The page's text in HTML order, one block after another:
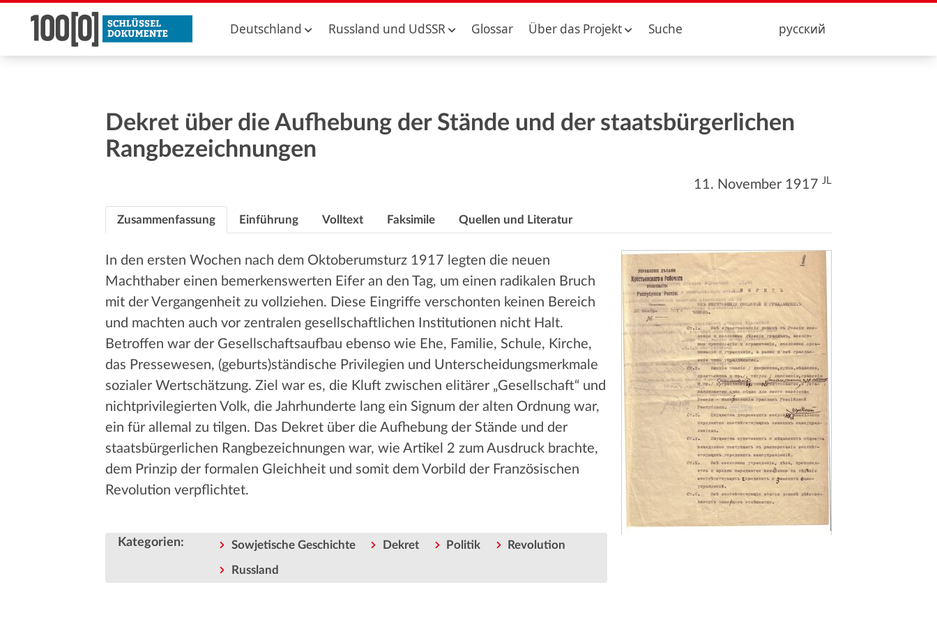
Deutschland Russland und UdSSR Glossar Über das Projekt Suche русский
Dekret über die Aufhebung der Stände und der staatsbürgerlichen
Rangbezeichnungen
11. November 1917JL
Zusammenfassung Einführung Volltext Faksimile Quellen und Literatur
In den ersten Wochen nach dem Oktoberumsturz 1917 legten die neuen
Machthaber einen bemerkenswerten Eifer an den Tag, um einen radikalen Bruch
mit der Vergangenheit zu vollziehen. Diese Eingriffe verschonten keinen Bereich
und machten auch vor zentralen gesellschaftlichen Institutionen nicht Halt.
Betroffen war der Gesellschaftsaufbau ebenso wie Ehe, Familie, Schule, Kirche,
das Pressewesen, (geburts)ständische Privilegien und Unterscheidungsmerkmale
sozialer Wertschätzung. Ziel war es, die Kluft zwischen elitärer „Gesellschaft“ und
nichtprivilegierten Volk, die Jahrhunderte lang ein Signum der alten Ordnung war,
ein für allemal zu tilgen. Das Dekret über die Aufhebung der Stände und der
staatsbürgerlichen Rangbezeichnungen war, wie Artikel 2 zum Ausdruck brachte,
dem Prinzip der formalen Gleichheit und somit dem Vorbild der Französischen
Revolution verpflichtet.
Kategorien: Sowjetische Geschichte Dekret Politik Revolution
Russland